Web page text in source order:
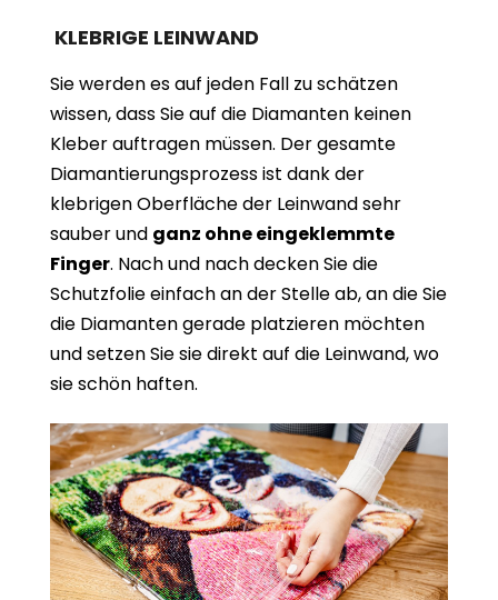
KLEBRIGE LEINWAND
Sie werden es auf jeden Fall zu schätzen
wissen, dass Sie auf die Diamanten keinen
Kleber auftragen müssen. Der gesamte
Diamantierungsprozess ist dank der
klebrigen Oberfläche der Leinwand sehr
sauber und ganz ohne eingeklemmte
Finger. Nach und nach decken Sie die
Schutzfolie einfach an der Stelle ab, an die Sie
die Diamanten gerade platzieren möchten
und setzen Sie sie direkt auf die Leinwand, wo
sie schön haften.